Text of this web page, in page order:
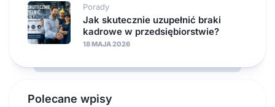
Porady
Jak skutecznie uzupełnić braki
kadrowe w przedsiębiorstwie?
18 MAJA 2026
Polecane wpisy